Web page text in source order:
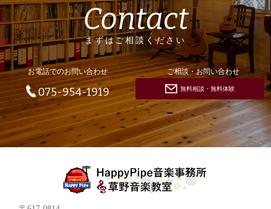
Contact
まずはご相談ください
お電話でのお問い合わせ
075-954-1919
ご相談・お問い合わせ
無料相談・無料体験